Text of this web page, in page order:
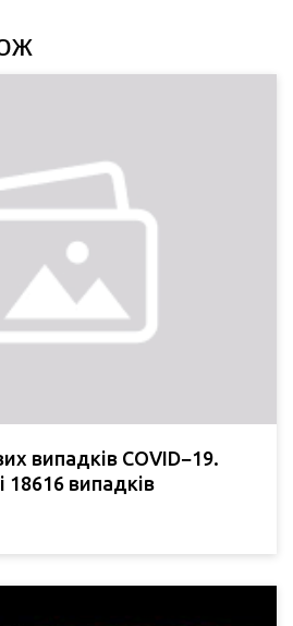
випадків COVID−19.
18616 випадків